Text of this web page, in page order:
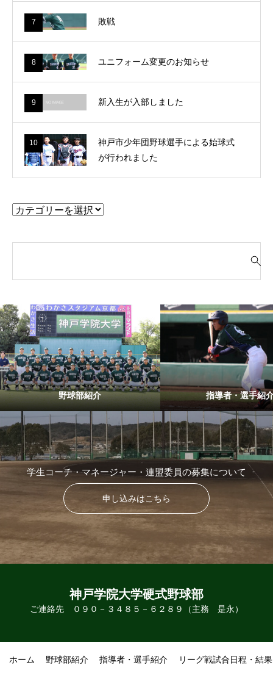
7 敗戦
8 ユニフォーム変更のお知らせ
9 新入生が入部しました
10
神戸市少年団野球選手による始球式
が行われました
対
:
野球部紹介 指導者・選手紹
学生コーチ・マネージャー・連盟委員の募集について
申し込みはこちら
神戸学院大学硬式野球部
ご連絡先 ０９０－３４８５－６２８９（主務 是永）
ホーム 野球部紹介 指導者・選手紹介 リーグ戦試合日程・結果